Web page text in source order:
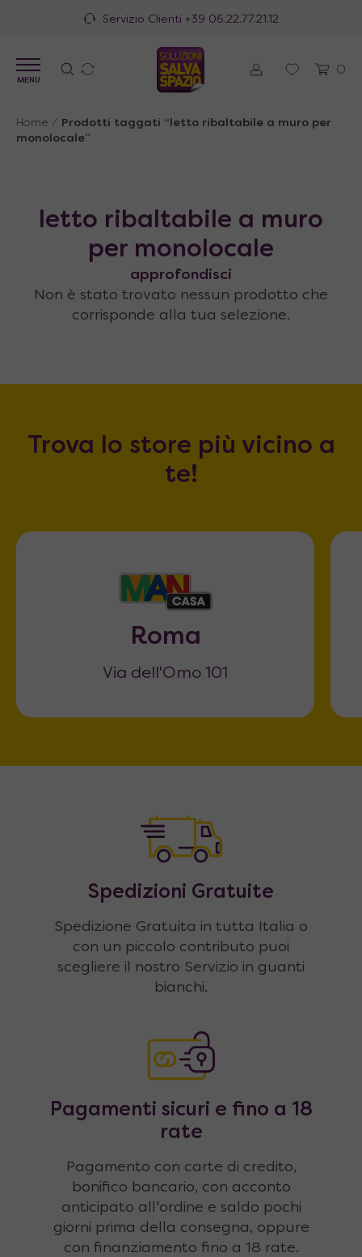
Servizio Clienti +39 06.22.77.21.12
0
MENU
Home /
Prodotti taggati “letto ribaltabile a muro per
monolocale”
letto ribaltabile a muro
per monolocale
approfondisci
Non è stato trovato nessun prodotto che
corrisponde alla tua selezione.
Trova lo store più vicino a
te!
Roma
Via dell'Omo 101
Spedizioni Gratuite
Spedizione Gratuita in tutta Italia o
con un piccolo contributo puoi
scegliere il nostro Servizio in guanti
bianchi.
Pagamenti sicuri e fino a 18
rate
Pagamento con carte di credito,
bonifico bancario, con acconto
anticipato all'ordine e saldo pochi
giorni prima della consegna, oppure
con finanziamento fino a 18 rate.